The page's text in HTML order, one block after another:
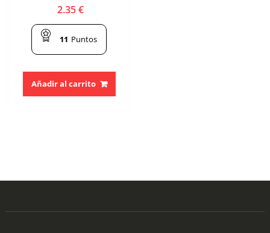
2.35€
11 Puntos
Añadir al carrito